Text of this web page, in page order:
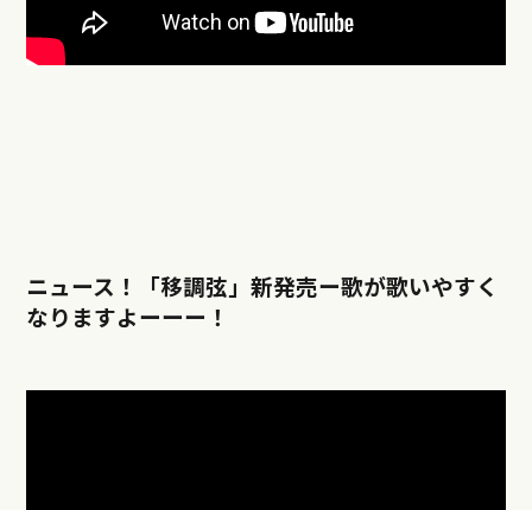
ニュース！「移調弦」新発売ー歌が歌いやすく
なりますよーーー！